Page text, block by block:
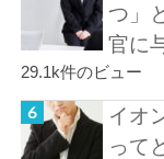
つ」
官に
29.1k件のビュー
イオ
って